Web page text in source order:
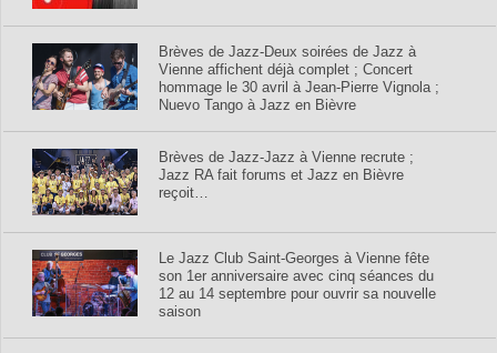
Brèves de Jazz-Deux soirées de Jazz à
Vienne affichent déjà complet ; Concert
hommage le 30 avril à Jean-Pierre Vignola ;
Nuevo Tango à Jazz en Bièvre
Brèves de Jazz-Jazz à Vienne recrute ;
Jazz RA fait forums et Jazz en Bièvre
reçoit…
Le Jazz Club Saint-Georges à Vienne fête
son 1er anniversaire avec cinq séances du
12 au 14 septembre pour ouvrir sa nouvelle
saison